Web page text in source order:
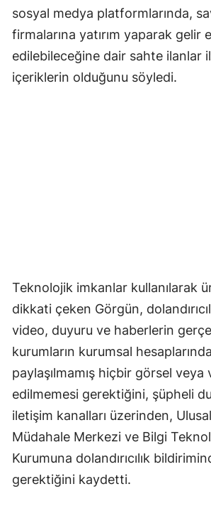
sosyal medya platformlarında,
firmalarına yatırım yaparak gelir
edilebileceğine dair sahte ilanlar
içeriklerin olduğunu söyledi.
Teknolojik imkanlar kullanılarak
dikkati çeken Görgün,
video, duyuru ve haberlerin
kurumların kurumsal
paylaşılmamış hiçbir görsel
edilmemesi gerektiğini, şüpheli
iletişim kanalları üzerinden,
Müdahale Merkezi ve Bilgi
Kurumuna dolandırıcılık
gerektiğini kaydetti.